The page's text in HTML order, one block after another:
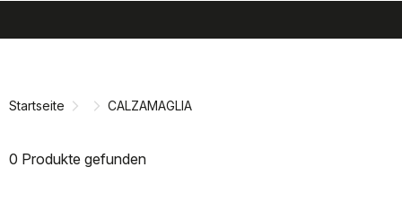
Startseite CALZAMAGLIA
0 Produkte gefunden